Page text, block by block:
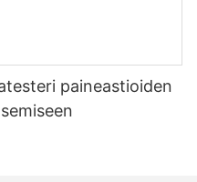
paineastioiden